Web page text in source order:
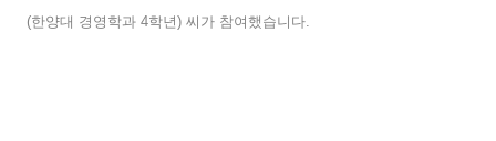
(한양대 경영학과 4학년)씨가 참여했습니다.